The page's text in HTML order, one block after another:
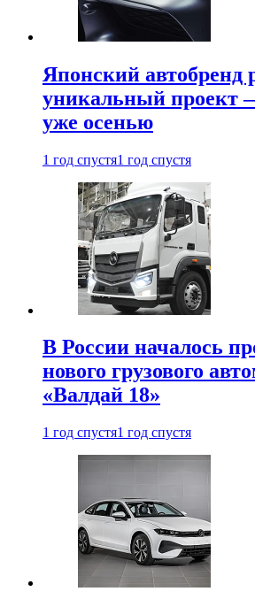
Японский автобренд
уникальный проект
уже осенью
1 год спустя1 год спустя
В России началось
нового грузового
«Валдай 18»
1 год спустя1 год спустя